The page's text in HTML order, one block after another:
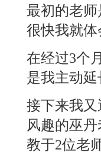
最初的老
很快我就体
在经过3个
是我主动延
接下来我
风趣的巫
教于2位老